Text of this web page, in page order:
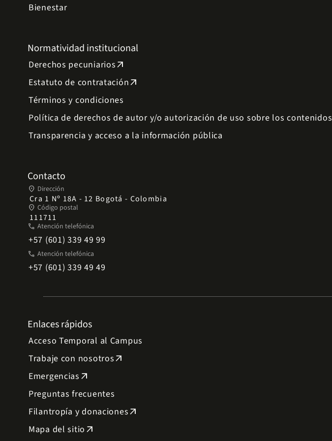
Bienestar
Normatividad institucional
Derechos pecuniariosarrow_outward
Estatuto de contrataciónarrow_outward
Términos y condiciones
Política de derechos de autor y/o autorización de uso sobre los contenidos
Transparencia y acceso a la información pública
Contacto
place Dirección
Cra 1 Nº 18A - 12 Bogotá - Colombia
place Código postal
111711
phone Atención telefónica
+57 (601) 339 49 99
phone Atención telefónica
+57 (601) 339 49 49
Enlaces rápidos
Acceso Temporal al Campus
Trabaje con nosotrosarrow_outward
Emergencias arrow_outward
Preguntas frecuentes
Filantropía y donacionesarrow_outward
Mapa del sitio arrow_outward